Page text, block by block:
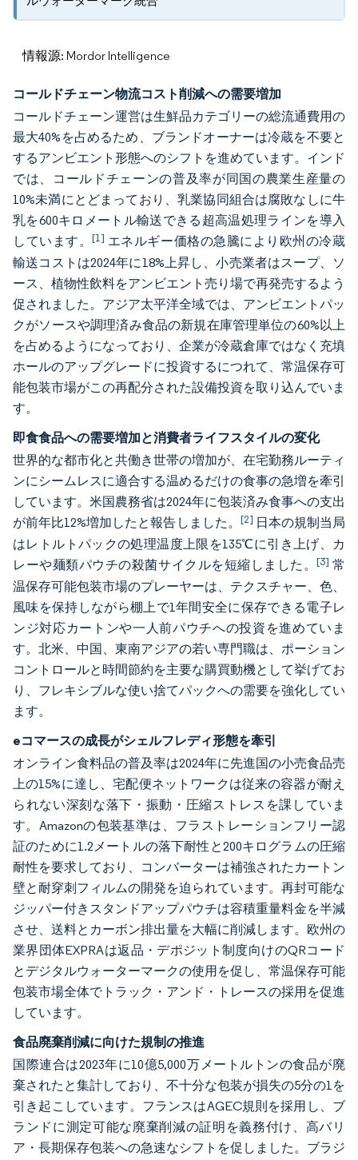
情報源: Mordor Intelligence
コールドチェーン物流コスト削減への需要増加
コールドチェーン運営は生鮮品カテゴリーの総流通費用の
最大40%を占めるため、ブランドオーナーは冷蔵を不要と
するアンビエント形態へのシフトを進めています。インド
では、コールドチェーンの普及率が同国の農業生産量の
10%未満にとどまっており、乳業協同組合は腐敗なしに牛
乳を600キロメートル輸送できる超高温処理ラインを導入
しています。[1] エネルギー価格の急騰により欧州の冷蔵
輸送コストは2024年に18%上昇し、小売業者はスープ、ソ
ース、植物性飲料をアンビエント売り場で再発売するよう
促されました。アジア太平洋全域では、アンビエントパッ
クがソースや調理済み食品の新規在庫管理単位の60%以上
を占めるようになっており、企業が冷蔵倉庫ではなく充填
ホールのアップグレードに投資するにつれて、常温保存可
能包装市場がこの再配分された設備投資を取り込んでいま
す。
即食食品への需要増加と消費者ライフスタイルの変化
世界的な都市化と共働き世帯の増加が、在宅勤務ルーティ
ンにシームレスに適合する温めるだけの食事の急増を牽引
しています。米国農務省は2024年に包装済み食事への支出
が前年比12%増加したと報告しました。 [2] 日本の規制当局
はレトルトパックの処理温度上限を135℃に引き上げ、カ
レーや麺類パウチの殺菌サイクルを短縮しました。[3] 常
温保存可能包装市場のプレーヤーは、テクスチャー、色、
風味を保持しながら棚上で1年間安全に保存できる電子レ
ンジ対応カートンや一人前パウチへの投資を進めていま
す。北米、中国、東南アジアの若い専門職は、ポーション
コントロールと時間節約を主要な購買動機として挙げてお
り、フレキシブルな使い捨てパックへの需要を強化してい
ます。
eコマースの成長がシェルフレディ形態を牽引
オンライン食料品の普及率は2024年に先進国の小売食品売
上の15%に達し、宅配便ネットワークは従来の容器が耐え
られない深刻な落下・振動・圧縮ストレスを課していま
す。Amazonの包装基準は、フラストレーションフリー認
証のために1.2メートルの落下耐性と200キログラムの圧縮
耐性を要求しており、コンバーターは補強されたカートン
壁と耐穿刺フィルムの開発を迫られています。再封可能な
ジッパー付きスタンドアップパウチは容積重量料金を半減
させ、送料とカーボン排出量を大幅に削減します。欧州の
業界団体EXPRAは返品・デポジット制度向けのQRコード
とデジタルウォーターマークの使用を促し、常温保存可能
包装市場全体でトラック・アンド・トレースの採用を促進
しています。
食品廃棄削減に向けた規制の推進
国際連合は2023年に10億5,000万メートルトンの食品が廃
棄されたと集計しており、不十分な包装が損失の5分の1を
引き起こしています。フランスはAGEC規則を採用し、ブ
ランドに測定可能な廃棄削減の証明を義務付け、高バリ
ア・長期保存包装への急速なシフトを促しました。ブラジ